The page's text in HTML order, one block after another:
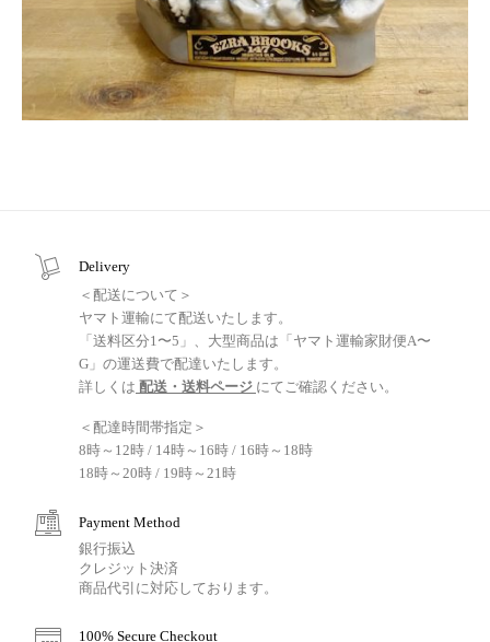
Delivery
＜配送について＞
ヤマト運輸にて配送いたします。
「送料区分1〜5」、大型商品は「ヤマト運輸家財便A〜
G」の運送費で配達いたします。
詳しくは 配送・送料ページ にてご確認ください。
＜配達時間帯指定＞
8時～12時 / 14時～16時 / 16時～18時
18時～20時 / 19時～21時
Payment Method
銀行振込
クレジット決済
商品代引に対応しております。
100% Secure Checkout